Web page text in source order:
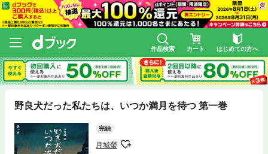
作品検索 カート はじめての方へ
野良犬だった私たちは、いつか満月を待つ 第一巻
完結
月城螢